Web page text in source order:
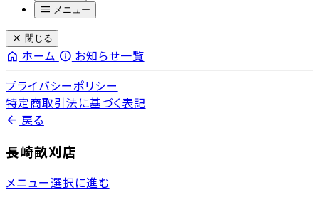
menu メニュー
close 閉じる
home ホーム info お知らせ一覧
プライバシーポリシー
特定商取引法に基づく表記
arrow_back 戻る
長崎畝刈店
メニュー選択に進む